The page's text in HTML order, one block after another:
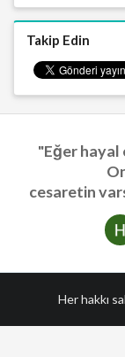
Takip Edin
"Eğer hayal
cesaretin
Her hakkı